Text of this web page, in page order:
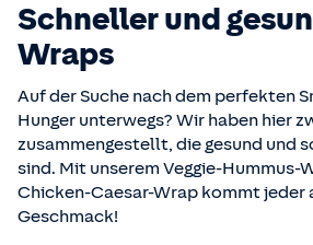
Schneller und
Wraps
Auf der Suche nach dem perfekten
Hunger unterwegs? Wir haben hier
zusammengestellt, die gesund und
sind. Mit unserem Veggie-Hummus-
Chicken-Caesar-Wrap kommt jeder
Geschmack!